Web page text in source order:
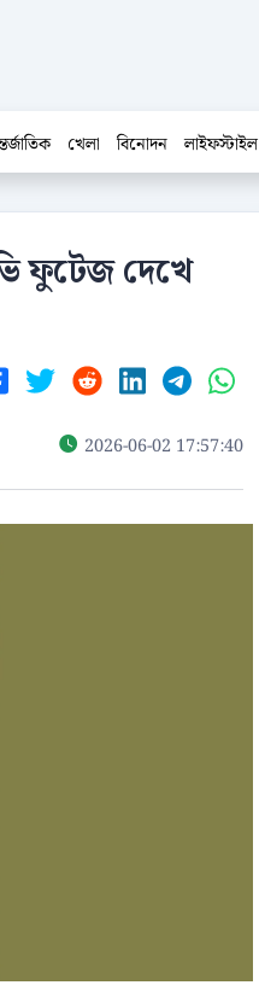
খেলা বিনোদন লাইফস্টাইল
ফুটেজ দেখে
2026-06-02 17:57:40